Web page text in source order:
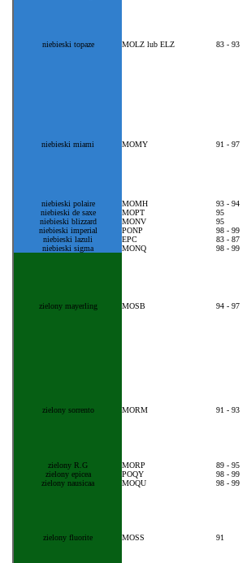
niebieski topaze MOLZ lub ELZ 83 - 93
niebieski miami MOMY 91 - 97
niebieski polaire
MOMH 93 - 94
niebieski de saxe
MOPT 95
niebieski blizzard
MONV 95
niebieski imperial
PONP
98 - 99
niebieski lazuli EPC
83 - 87
niebieski sigma
MONQ 98 - 99
zielony mayerling MOSB 94 - 97
zielony sorrento MORM 91 - 93
zielony R. G MORP 89 - 95
zielony epicea
POQY
98 - 99
zielony nausicaa
MOQU 98 - 99
zielony fluorite MOSS 91